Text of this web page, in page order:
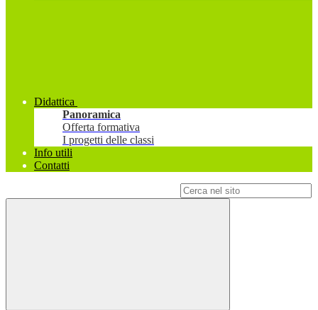
Didattica
Panoramica
Offerta formativa
I progetti delle classi
Info utili
Contatti